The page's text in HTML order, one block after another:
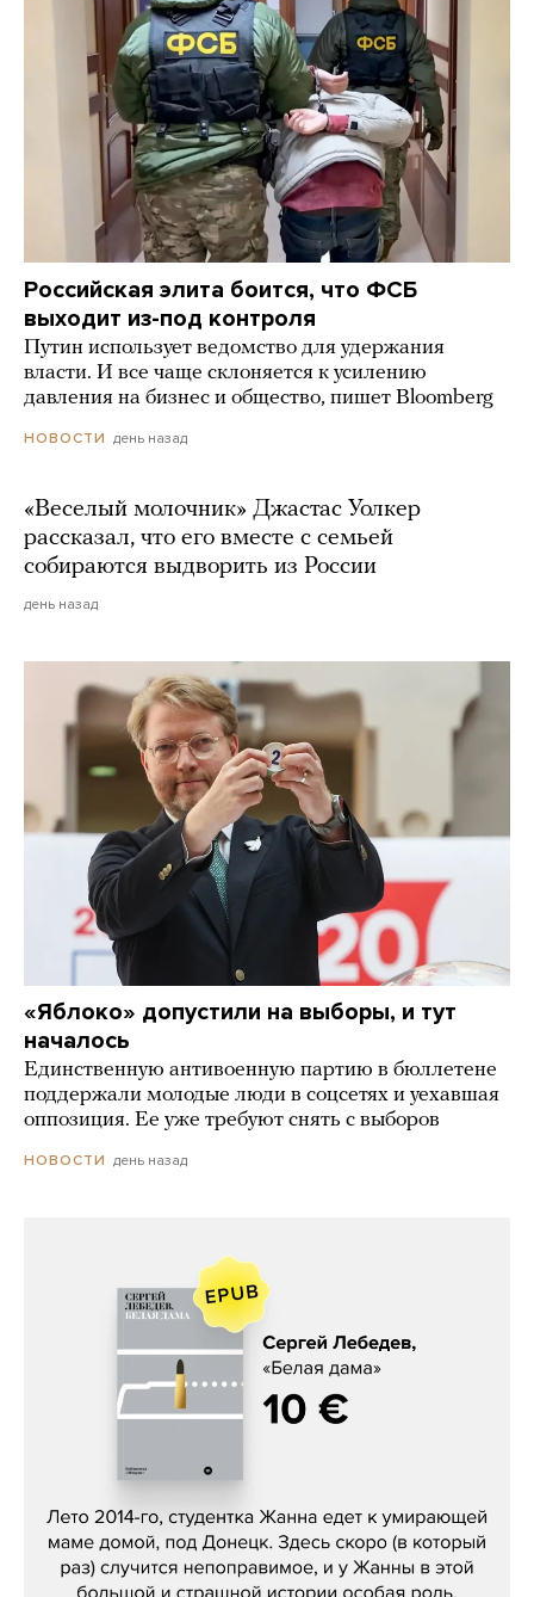
Российская элита боится, что ФСБ
выходит из-под контроля
Путин использует ведомство для удержания
власти. И все чаще склоняется к усилению
давления на бизнес и общество, пишет Bloomberg
НОВОСТИ день назад
«Веселый молочник» Джастас Уолкер
рассказал, что его вместе с семьей
собираются выдворить из России
день назад
«Яблоко» допустили на выборы, и тут
началось
Единственную антивоенную партию в бюллетене
поддержали молодые люди в соцсетях и уехавшая
оппозиция. Ее уже требуют снять с выборов
НОВОСТИ день назад
Сергей Лебедев, «Белая дама»